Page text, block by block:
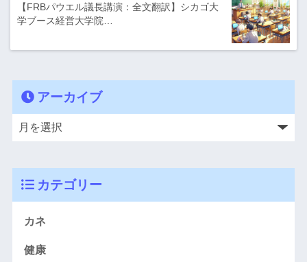
【FRBパウエル議長講演：全文翻訳】シカゴ大
学ブース経営大学院…
アーカイブ
カテゴリー
カネ
健康